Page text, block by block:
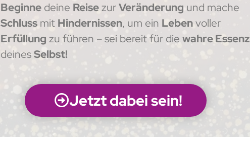
Beginne deine ReisezurVeränderung und mache
Schluss mit Hindernissen, um ein Lebenvoller
Erfüllung zu führen – sei bereit für diewahre Essenz
deinesSelbst!
Jetzt dabei sein!